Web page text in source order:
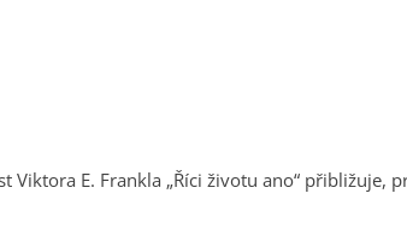
E. Frankla „Říci životu ano“ přibližuje,